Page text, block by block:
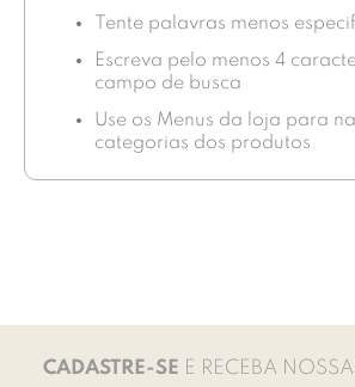
Tente palavras menos
Escreva pelo menos 4
campo de busca
Use os Menus da loja para
categorias dos produtos
CADASTRE-SE E RECEBA